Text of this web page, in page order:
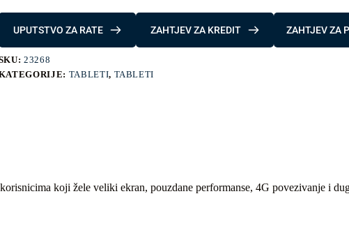
UPUTSTVO ZA RATE ZAHTJEV ZA KREDIT ZAHTJEV ZA
23268
TABLETI, TABLETI
koji žele veliki ekran, pouzdane performanse, 4G povezivanje i